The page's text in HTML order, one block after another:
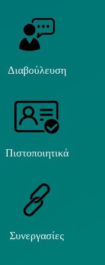
Διαβούλευση
Πιστοποιητικά
Συνεργασίες